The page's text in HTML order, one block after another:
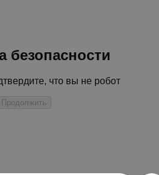
безопасности
что вы не робот
Продолжить